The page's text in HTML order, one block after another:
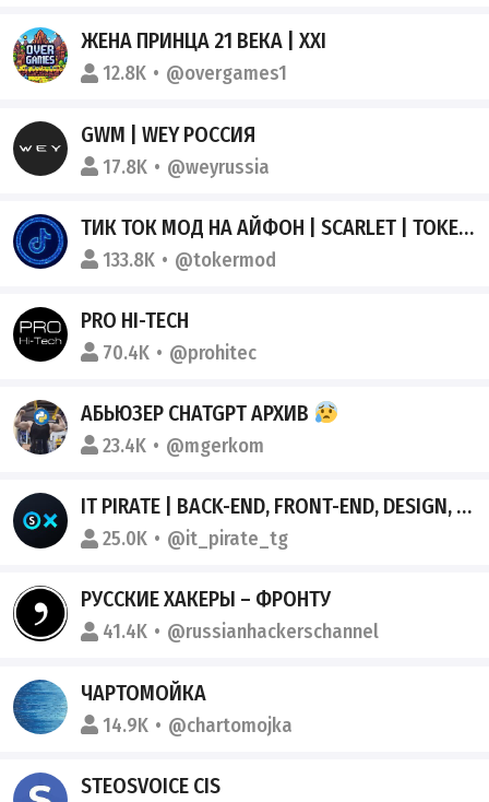
ЖЕНА ПРИНЦА 21 ВЕКА | XXI
12.8K @overgames1
GWM | WEY РОССИЯ
17.8K @weyrussia
ТИК ТОК МОД НА АЙФОН | SCARLET | TOKERMOD
133.8K @tokermod
PRO HI-TECH
70.4K @prohitec
АБЬЮЗЕР CHATGPT АРХИВ
23.4K @mgerkom
IT PIRATE | BACK-END, FRONT-END, DESIGN, PYTHON, JAVA, C++
25.0K @it_pirate_tg
РУССКИЕ ХАКЕРЫ – ФРОНТУ
41.4K @russianhackerschannel
ЧАРТОМОЙКА
14.9K @chartomojka
STEOSVOICE CIS